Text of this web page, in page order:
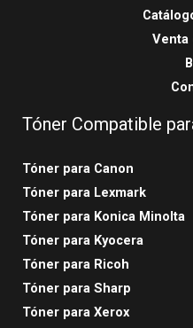
Venta
Tóner Compatible
Tóner para Canon
Tóner para Lexmark
Tóner para Konica Minolta
Tóner para Kyocera
Tóner para Ricoh
Tóner para Sharp
Tóner para Xerox